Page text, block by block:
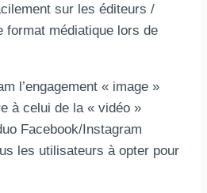
sur les éditeurs /
format médiatique lors de
l’engagement « image »
à celui de la « vidéo »
Facebook/Instagram
les utilisateurs à opter pour